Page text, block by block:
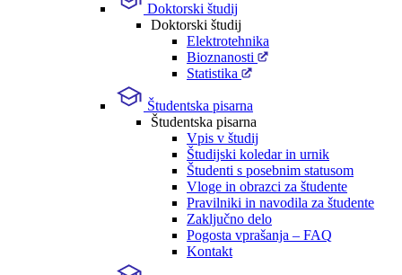
Doktorski študij
Doktorski študij
Elektrotehnika
Bioznanosti
Statistika
Študentska pisarna
Študentska pisarna
Vpis v študij
Študijski koledar in urnik
Študenti s posebnim statusom
Vloge in obrazci za študente
Pravilniki in navodila za študente
Zaključno delo
Pogosta vprašanja – FAQ
Kontakt